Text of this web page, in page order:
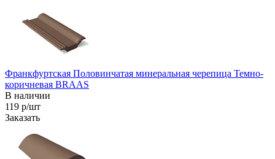
Франкфуртская Половинчатая минеральная черепица Темно-
коричневая BRAAS
В наличии
119 р/шт
Заказать